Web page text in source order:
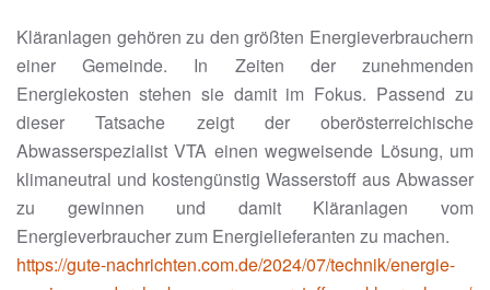
Kläranlagen gehören zu den größten Energieverbrauchern
einer Gemeinde. In Zeiten der zunehmenden
Energiekosten stehen sie damit im Fokus. Passend zu
dieser Tatsache zeigt der oberösterreichische
Abwasserspezialist VTA einen wegweisende Lösung, um
klimaneutral und kostengünstig Wasserstoff aus Abwasser
zu gewinnen und damit Kläranlagen vom
Energieverbraucher zum Energielieferanten zu machen.
https://gute-nachrichten.com.de/2024/07/technik/energie-